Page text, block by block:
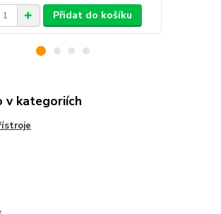
Přidat do košíku
v kategoriích